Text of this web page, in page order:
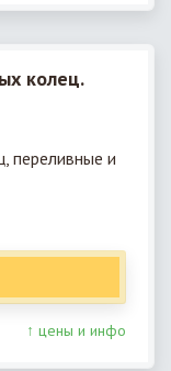
колец.
переливные и
↑ цены и инфо